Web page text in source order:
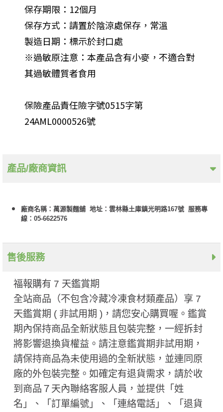
保存期限：12個月
保存方式：請置於陰涼處保存，常溫
製造日期：標示於封口處
※過敏原注意：本產品含有小麥，不適合對
其過敏體質者食用
保險產品責任險字號0515字第
24AML0000526號
產品/廠商資訊
廠商名稱：萬源製麵舖 地址：雲林縣土庫鎮光明路167號 服務專
線：05-6622576
售後服務
福報購有 7 天鑑賞期
全站商品（不包含冷藏冷凍食材類產品）享 7
天鑑賞期 ( 非試用期 ​)，請您安心購買喔。鑑賞
期內保持商品全新狀態且包裝完整，一經拆封
將影響退換貨權益。請注意鑑賞期非試用期，
請保持商品為未使用過的全新狀態，並連同原
廠的外包裝完整。如確定有退貨需求，請於收
到商品７天內聯絡客服人員，並提供「姓
名」、「訂單編號」、「連絡電話」、「退貨